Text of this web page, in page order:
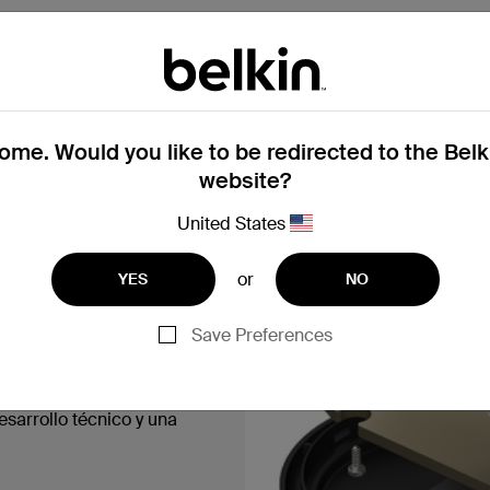
Rendimiento
el último
en un
en el que
técnico y una
Would you like to be redirected to the
website?
United States
YES or NO
Save Preferences